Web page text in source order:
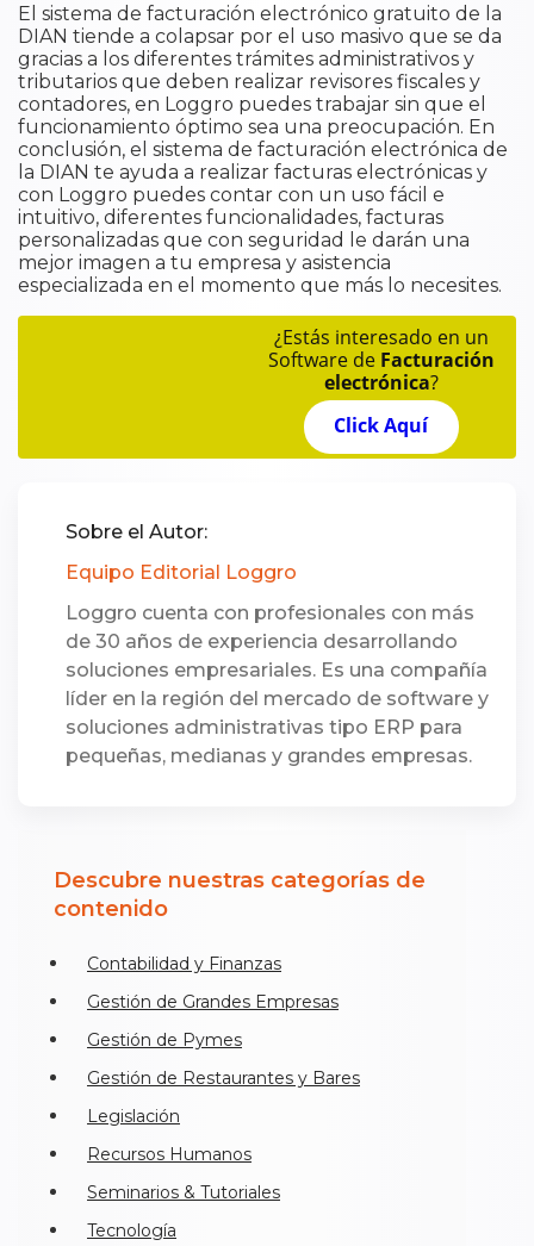
El sistema de facturación electrónico gratuito de la
DIAN tiende a colapsar por el uso masivo que se da
gracias a los diferentes trámites administrativos y
tributarios que deben realizar revisores fiscales y
contadores, en Loggro puedes trabajar sin que el
funcionamiento óptimo sea una preocupación. En
conclusión, el sistema de facturación electrónica de
la DIAN te ayuda a realizar facturas electrónicas y
con Loggro puedes contar con un uso fácil e
intuitivo, diferentes funcionalidades, facturas
personalizadas que con seguridad le darán una
mejor imagen a tu empresa y asistencia
especializada en el momento que más lo necesites.
¿Estás interesado en un
Software de Facturación
electrónica?
Click Aquí
Sobre el Autor:
Equipo Editorial Loggro
Loggro cuenta con profesionales con más
de 30 años de experiencia desarrollando
soluciones empresariales. Es una compañía
líder en la región del mercado de software y
soluciones administrativas tipo ERP para
pequeñas, medianas y grandes empresas.
Descubre nuestras categorías de
contenido
Contabilidad y Finanzas
Gestión de Grandes Empresas
Gestión de Pymes
Gestión de Restaurantes y Bares
Legislación
Recursos Humanos
Seminarios & Tutoriales
Tecnología